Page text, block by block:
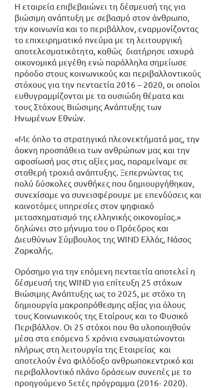
H εταιρεία επιβεβαιώνει τη δέσμευσή της για
βιώσιμη ανάπτυξη με σεβασμό στον άνθρωπο,
την κοινωνία και το περιβάλλον, εναρμονίζοντας
το επιχειρηματικό πνεύμα με τη λειτουργική
αποτελεσματικότητα, καθώς διατήρησε ισχυρά
οικονομικά μεγέθη ενώ παράλληλα σημείωσε
πρόοδο στους κοινωνικούς και περιβαλλοντικούς
στόχους για την πενταετία 2016 – 2020, οι οποίοι
ευθυγραμμίζονται με τα ουσιώδη θέματα και
τους Στόχους Βιώσιμης Ανάπτυξης των
Ηνωμένων Εθνών.
«Με όπλο τα στρατηγικά πλεονεκτήματά μας, την
άοκνη προσπάθεια των ανθρώπων μας και την
αφοσίωσή μας στις αξίες μας, παραμείναμε σε
σταθερή τροχιά ανάπτυξης. Ξεπερνώντας τις
πολύ δύσκολες συνθήκες που δημιουργήθηκαν,
συνεχίσαμε να συνεισφέρουμε με επενδύσεις και
καινοτόμες υπηρεσίες στον ψηφιακό
μετασχηματισμό της ελληνικής οικονομίας.»
δηλώνει στο μήνυμα του ο Πρόεδρος και
Διευθύνων Σύμβουλος της WIND Ελλάς, Νάσος
Ζαρκαλής.
Ορόσημο για την επόμενη πενταετία αποτελεί η
δέσμευσή της WIND για επίτευξη 25 στόχων
Βιώσιμης Ανάπτυξης ως το 2025, με στόχο τη
δημιουργία μακροπρόθεσμης αξίας για όλους
τους Κοινωνικούς της Εταίρους και το Φυσικό
Περιβάλλον. Οι 25 στόχοι που θα υλοποιηθούν
μέσα στα επόμενα 5 χρόνια ενσωματώνονται
πλήρως στη λειτουργία της Εταιρείας και
αποτελούν ένα φιλόδοξο ανθρωποκεντρικό και
περιβαλλοντικό πλάνο δράσεων συνεπές με το
προηγούμενο 5ετές πρόγραμμα (2016- 2020).